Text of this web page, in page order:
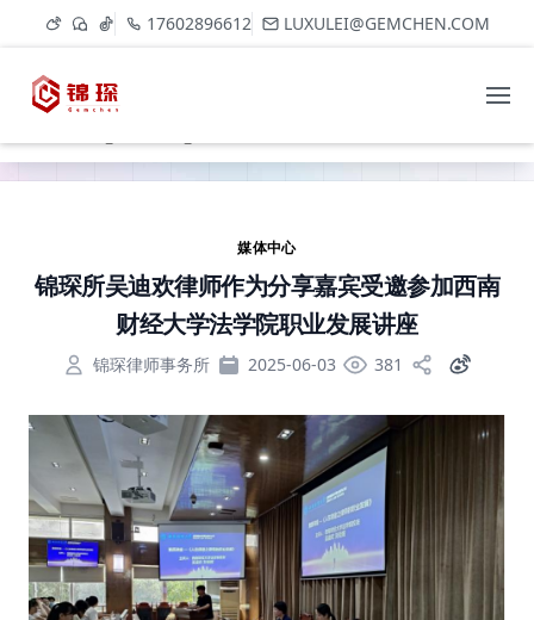
17602896612 LUXULEI@GEMCHEN.COM
体
中
邀参加西南财经大学法学院职业发
媒体中心
锦琛所吴迪欢律师作为分享嘉宾受邀参加西南
财经大学法学院职业发展讲座
锦琛律师事务所 2025-06-03 381